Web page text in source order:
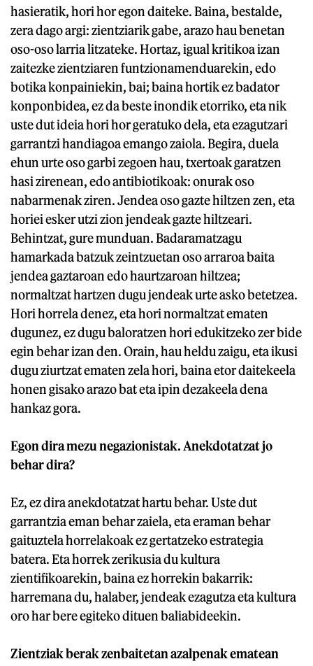
hasieratik, hori hor egon daiteke. Baina, bestalde,
zera dago argi: zientziarik gabe, arazo hau benetan
oso-oso larria litzateke. Hortaz, igual kritikoa izan
zaitezke zientziaren funtzionamenduarekin, edo
botika konpainiekin, bai; baina hortik ez badator
konponbidea, ez da beste inondik etorriko, eta nik
uste dut ideia hori hor geratuko dela, eta ezagutzari
garrantzi handiagoa emango zaiola. Begira, duela
ehun urte oso garbi zegoen hau, txertoak garatzen
hasi zirenean, edo antibiotikoak: onurak oso
nabarmenak ziren. Jendea oso gazte hiltzen zen, eta
horiei esker utzi zion jendeak gazte hiltzeari.
Behintzat, gure munduan. Badaramatzagu
hamarkada batzuk zeintzuetan oso arraroa baita
jendea gaztaroan edo haurtzaroan hiltzea;
normaltzat hartzen dugu jendeak urte asko betetzea.
Hori horrela denez, eta hori normaltzat ematen
dugunez, ez dugu baloratzen hori edukitzeko zer bide
egin behar izan den. Orain, hau heldu zaigu, eta ikusi
dugu ziurtzat ematen zela hori, baina etor daitekeela
honen gisako arazo bat eta ipin dezakeela dena
hankaz gora.
Egon dira mezu negazionistak. Anekdotatzat jo
behar dira?
Ez, ez dira anekdotatzat hartu behar. Uste dut
garrantzia eman behar zaiela, eta eraman behar
gaituztela horrelakoak ez gertatzeko estrategia
batera. Eta horrek zerikusia du kultura
zientifikoarekin, baina ez horrekin bakarrik:
harremana du, halaber, jendeak ezagutza eta kultura
oro har bere egiteko dituen baliabideekin.
Zientziak berak zenbaitetan azalpenak ematean